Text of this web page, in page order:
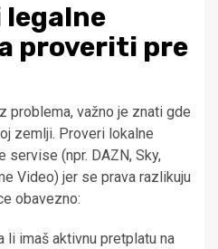
legalne
proveriti pre
problema, važno je znati gde
zemlji. Proveri lokalne
servise (npr. DAZN, Sky,
Video) jer se prava razlikuju
obavezno:
li imaš aktivnu pretplatu na